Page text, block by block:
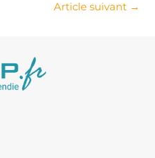
Article suivant →